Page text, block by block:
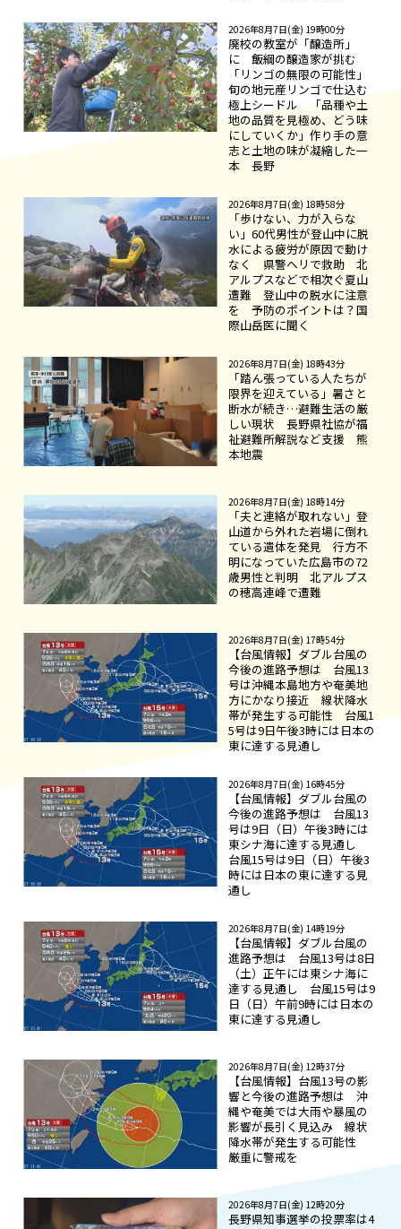
2026年8月7日(金) 19時00分
廃校の教室が「醸造所」
に 飯綱の醸造家が挑む
「リンゴの無限の可能性」
旬の地元産リンゴで仕込む
極上シードル 「品種や土
地の品質を見極め、どう味
にしていくか」作り手の意
志と土地の味が凝縮した一
本 長野
2026年8月7日(金) 18時58分
「歩けない、力が入らな
い」60代男性が登山中に脱
水による疲労が原因で動け
なく 県警ヘリで救助 北
アルプスなどで相次ぐ夏山
遭難 登山中の脱水に注意
を 予防のポイントは？国
際山岳医に聞く
2026年8月7日(金) 18時43分
「踏ん張っている人たちが
限界を迎えている」暑さと
断水が続き…避難生活の厳
しい現状 長野県社協が福
祉避難所解説など支援 熊
本地震
2026年8月7日(金) 18時14分
「夫と連絡が取れない」登
山道から外れた岩場に倒れ
ている遺体を発見 行方不
明になっていた広島市の72
歳男性と判明 北アルプス
の穂高連峰で遭難
2026年8月7日(金) 17時54分
【台風情報】ダブル台風の
今後の進路予想は 台風13
号は沖縄本島地方や奄美地
方にかなり接近 線状降水
帯が発生する可能性 台風1
5号は9日午後3時には日本の
東に達する見通し
2026年8月7日(金) 16時45分
【台風情報】ダブル台風の
今後の進路予想は 台風13
号は9日（日）午後3時には
東シナ海に達する見通し
台風15号は9日（日）午後3
時には日本の東に達する見
通し
2026年8月7日(金) 14時19分
【台風情報】ダブル台風の
進路予想は 台風13号は8日
（土）正午には東シナ海に
達する見通し 台風15号は9
日（日）午前9時には日本の
東に達する見通し
2026年8月7日(金) 12時37分
【台風情報】台風13号の影
響と今後の進路予想は 沖
縄や奄美では大雨や暴風の
影響が長引く見込み 線状
降水帯が発生する可能性
厳重に警戒を
2026年8月7日(金) 12時20分
長野県知事選挙の投票率は4